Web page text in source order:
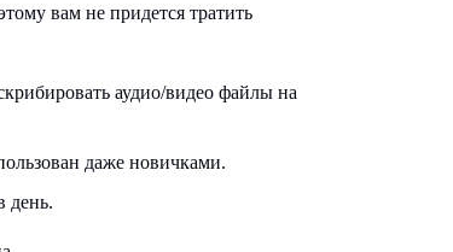
вам не придется тратить
аудио/видео файлы на
даже новичками.
день.